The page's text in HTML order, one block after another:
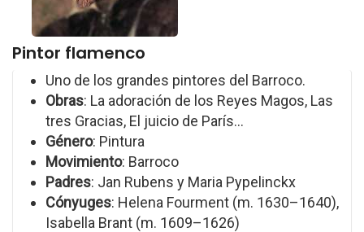
Pintor flamenco
Uno de los grandes pintores del Barroco.
Obras: La adoración de los Reyes Magos, Las
tres Gracias, El juicio de París...
Género: Pintura
Movimiento: Barroco
Padres: Jan Rubens y Maria Pypelinckx
Cónyuges: Helena Fourment (m. 1630–1640),
Isabella Brant (m. 1609–1626)